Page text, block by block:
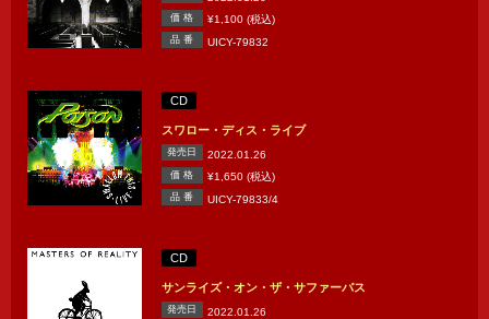
価 格 ¥1,100 (税込)
品 番 UICY-79832
CD
スワロー・ディス・ライブ
発売日 2022.01.26
価 格 ¥1,650 (税込)
品 番 UICY-79833/4
CD
サンライズ・オン・ザ・サファーバス
発売日 2022.01.26